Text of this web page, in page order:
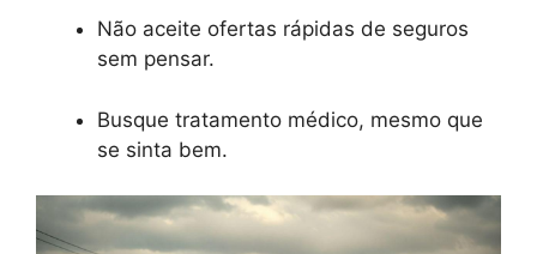
Não aceite ofertas rápidas de seguros
sem pensar.
Busque tratamento médico, mesmo que
se sinta bem.